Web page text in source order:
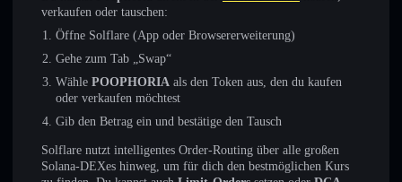
verkaufen oder tauschen:
Öffne Solflare (App oder Browsererweiterung)
Gehe zum Tab „Swap“
Wähle POOPHORIA als den Token aus, den du kaufen
oder verkaufen möchtest
Gib den Betrag ein und bestätige den Tausch
Solflare nutzt intelligentes Order-Routing über alle großen
Solana-DEXes hinweg, um für dich den bestmöglichen Kurs